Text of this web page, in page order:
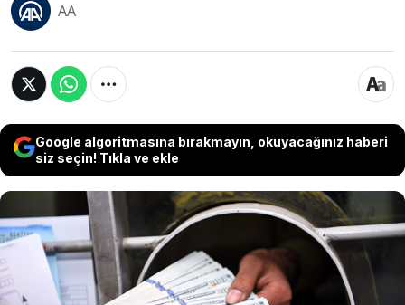
AA
Google algoritmasına bırakmayın, okuyacağınız haberi
siz seçin! Tıkla ve ekle
Dolar/TL kuru artan yabancı ilgisiyle
32,5'in altında yatay seviyelerde